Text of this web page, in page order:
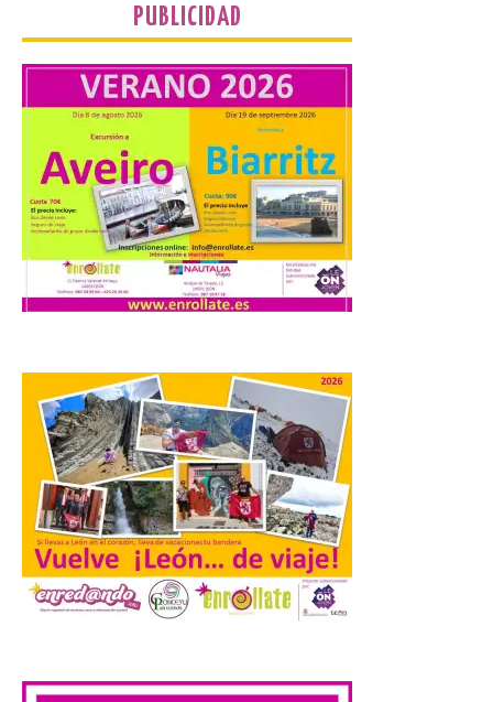
Morán nos envía desde la carretera […]
Camarzius fest: frente al
macroevento, un festival
cultural transformador
que apuesta por el legado.
6 Ago 2026
Los días 7, 8 y 9 de agosto
de 2026, Camarzana de
Tera volverá a convertirse
música en directo mueve grandes
fenómenos de […]
El Ayuntamiento de
Cabrillanes analizará,
conforme a la legalidad, la
solicitud para la
celebración del Iberia
Eclipse Festival
PUBLICIDAD